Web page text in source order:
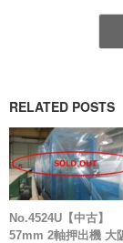
RELATED POSTS
No.4524U【中古】
57mm 2軸押出機 大